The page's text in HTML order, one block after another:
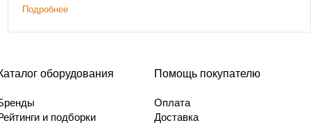
Подробнее
оборудования
и подборки
Помощь покупателю
Оплата
Доставка